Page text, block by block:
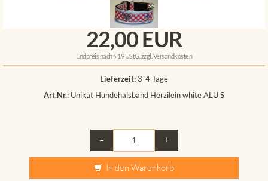
22,00 EUR
Endpreis nach § 19 UStG. zzgl. Versandkosten
Lieferzeit:3-4 Tage
Art.Nr.: Unikat Hundehalsband Herzilein white ALU S
– +
In den Warenkorb